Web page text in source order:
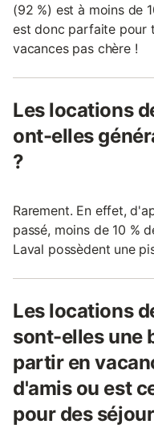
(92 %) est à moins de
est donc parfaite pour
vacances pas chère !
Les locations
ont-elles
?
Rarement. En effet,
passé, moins de 10 %
Laval possèdent une
Les locations
sont-elles une
partir en
d'amis ou est
pour des